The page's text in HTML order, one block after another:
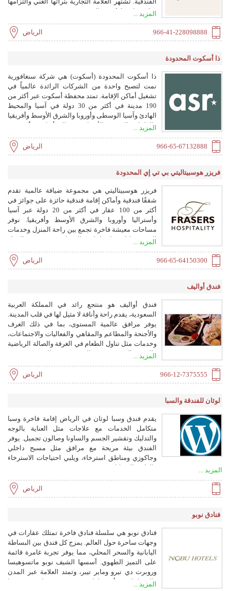
بخلق تجارب لا تُنسى للضيوف.
المزيد ...
966-41-228098888 الرياض
ذا أسكوت المحدودة
ذا أسكوت المحدودة (أسكوت) هي شركة سنغافورية
نمت لتصبح واحدة من الشركات الرائدة عالمياً في
تشغيل أماكن الإقامة. تمتد محفظة أسكوت عبر أكثر من
190 مدينة في أكثر من 30 دولة في آسيا والمحيط
الهادئ وآسيا الوسطى وأوروبا والشرق الأوسط وأفريقيا
والولايات المتحدة الأمريكية. تمتلك أسكوت أكثر من
التطوير، ليصبح المجموع أكثر من 121,000 وحدة في
أكثر من 770 عقاراً.
المزيد ...
966-65-67132888 الرياض
فريزر هوسبيتاليتي بي تي إي المحدودة
فريزر هوسبيتاليتي هي مجموعة ضيافة عالمية تقدم
شققًا فندقية وأماكن إقامة فندقية حائزة على جوائز في
أكثر من 100 عقار في أكثر من 20 دولة عبر آسيا
وأستراليا وأوروبا والشرق الأوسط وأفريقيا. نوفر
مساحات معيشة فاخرة تجمع بين راحة المنزل وخدمات
الفندق، لتلبية احتياجات المسافرين بغرض العمل
المزيد ...
966-65-64150300 الرياض
فندق أواليف
فندق أواليف هو منتجع رائد في المملكة العربية
السعودية، يقدم راحة وأناقة لا مثيل لها في قلب المدينة.
يوفر مرافق عالمية المستوى، بما في ذلك الغرف
والأجنحة والمطاعم والمقاهي والفعاليات والاجتماعات،
وخدمات مثل تناول الطعام في الغرفة والصالة الرياضية
والمنتجع الصحي وخدمة الغرف. يشتهر الفندق بتصميمه
المزيد ...
966-12-7375555 الرياض
لوثان للفندقة والسبا
يقدم فندق وسبا لوثان في الرياض إقامة فاخرة وسبا
متكامل الخدمات مع علاجات مثل العناية بالوجه
والتدليك وتقشير الجسم والساونا وصالون تجميل. يوفر
الفندق بيئة مريحة مع مرافق مثل مسبح داخلي
وجاكوزي ومناطق استرخاء، ويلبي احتياجات الاسترخاء
والعافية للشركات.
المزيد ...
الرياض
فنادق نوبو
فنادق نوبو هي سلسلة فنادق فاخرة تمتلك عقارات في
وجهات ساحرة حول العالم. يمزج كل فندق بين البساطة
اليابانية والسحر المحلي، مما يوفر تجربة غامرة قائمة
على التميز الطهوي. أسسها الشيف نوبو ماتسوهيسا
وروبرت دي نيرو وماير تيبر، وتمتد العلامة عبر المدن
والسواحل في أربع قارات، وتقدم خدمة راقية وتصميمًا
المزيد ...